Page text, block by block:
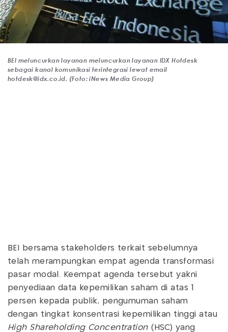
BEI meluncurkan layanan meluncurkan layanan IDX Hotdesk
sebagai kanal komunikasi terintegrasi lewat email
hotdesk@idx.co.id. (Foto: iNews Media Group)
BEI bersama stakeholders terkait sebelumnya
telah merampungkan empat agenda transformasi
pasar modal. Keempat agenda tersebut yakni
penyediaan data kepemilikan saham di atas 1
persen kepada publik, pengumuman saham
dengan tingkat konsentrasi kepemilikan tinggi atau
High Shareholding Concentration (HSC) yang